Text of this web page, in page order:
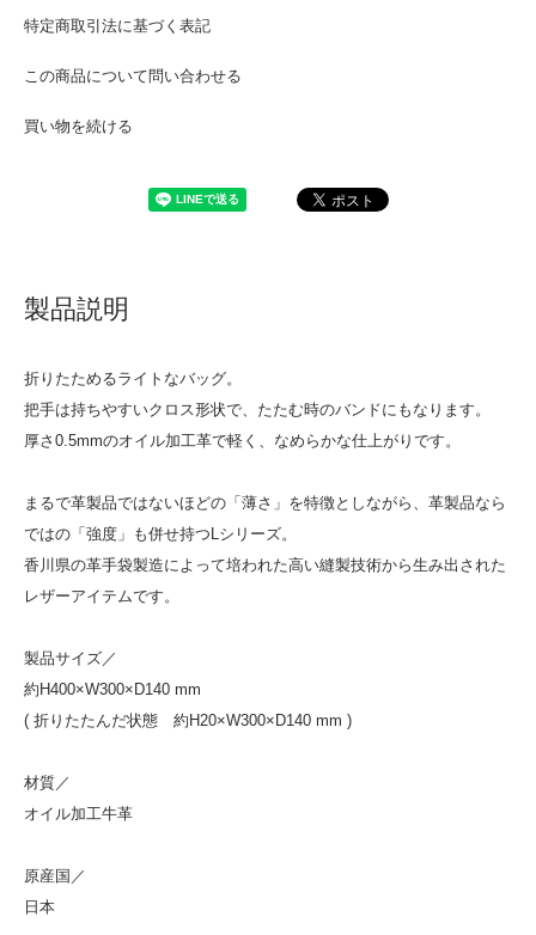
特定商取引法に基づく表記
この商品について問い合わせる
買い物を続ける
製品説明
折りたためるライトなバッグ。
把手は持ちやすいクロス形状で、たたむ時のバンドにもなります。
厚さ0.5mmのオイル加工革で軽く、なめらかな仕上がりです。
まるで革製品ではないほどの「薄さ」を特徴としながら、革製品なら
ではの「強度」も併せ持つLシリーズ。
香川県の革手袋製造によって培われた高い縫製技術から生み出された
レザーアイテムです。
製品サイズ／
約H400×W300×D140 mm
( 折りたたんだ状態 約H20×W300×D140 mm )
材質／
オイル加工牛革
原産国／
日本